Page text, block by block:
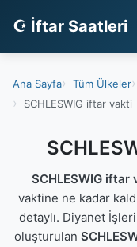
☪ İftar Saatleri
Ana Sayfa Tüm Ülkeler
SCHLESWIG iftar vakti
SCHLESWIG iftar
vaktine ne kadar
detaylı. Diyanet
oluşturulan